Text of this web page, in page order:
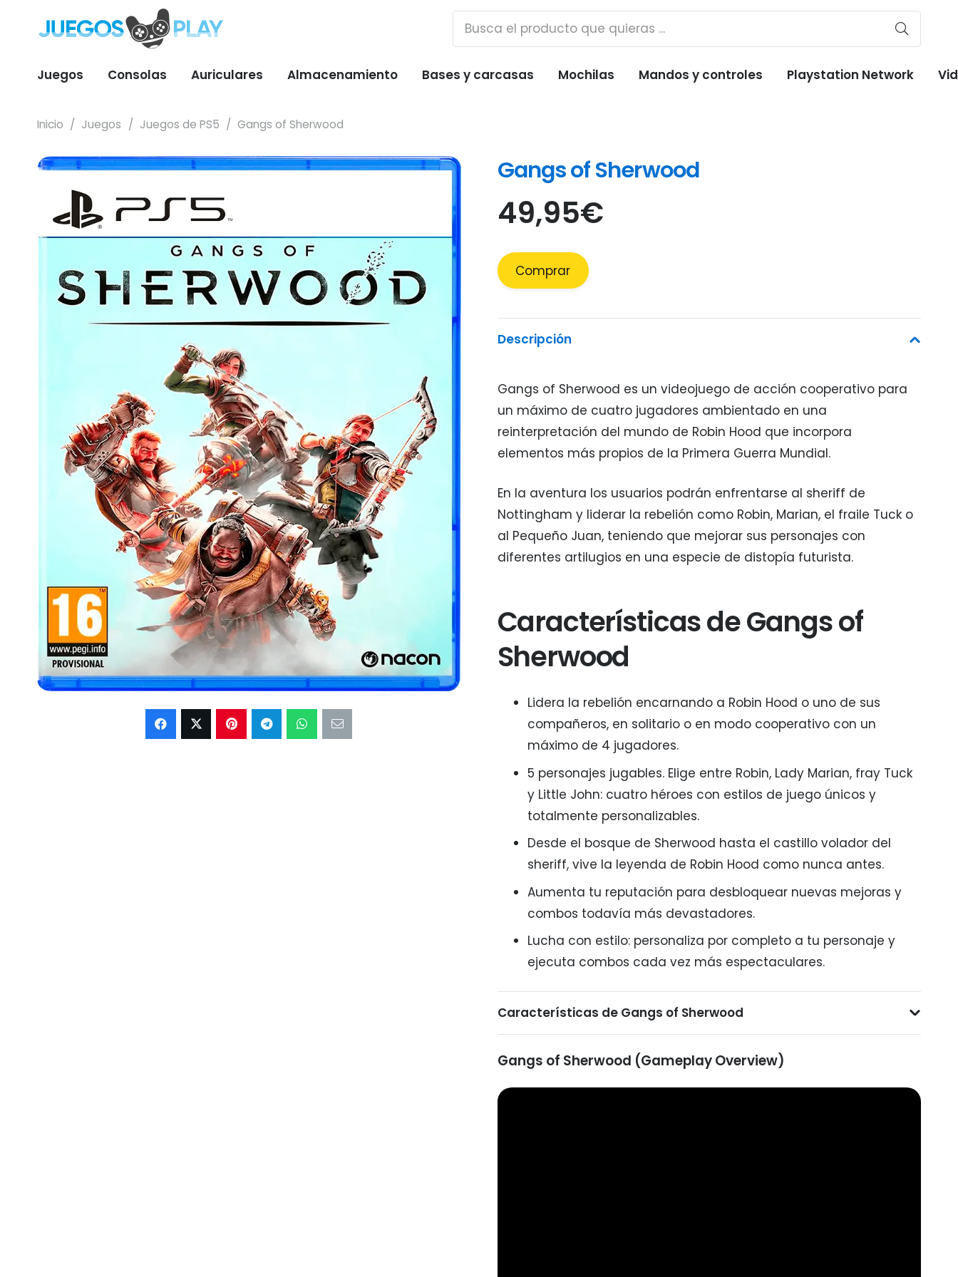
Juegos Consolas Auriculares Almacenamiento Bases y carcasas Mochilas Mandos y controles Playstation Network
Inicio / Juegos / Juegos de PS5 / Gangs of Sherwood
Gangs of Sherwood
49,95€
Comprar
Descripción
Gangs of Sherwood es un videojuego de acción cooperativo para
un máximo de cuatro jugadores ambientado en una
reinterpretación del mundo de Robin Hood que incorpora
elementos más propios de la Primera Guerra Mundial.
En la aventura los usuarios podrán enfrentarse al sheriff de
Nottingham y liderar la rebelión como Robin, Marian, el fraile Tuck o
al Pequeño Juan, teniendo que mejorar sus personajes con
diferentes artilugios en una especie de distopía futurista.
Características de Gangs of
Sherwood
Lidera la rebelión encarnando a Robin Hood o uno de sus
compañeros, en solitario o en modo cooperativo con un
máximo de 4 jugadores.
5 personajes jugables. Elige entre Robin, Lady Marian, fray Tuck
y Little John: cuatro héroes con estilos de juego únicos y
totalmente personalizables.
Desde el bosque de Sherwood hasta el castillo volador del
sheriff, vive la leyenda de Robin Hood como nunca antes.
Aumenta tu reputación para desbloquear nuevas mejoras y
combos todavía más devastadores.
Lucha con estilo: personaliza por completo a tu personaje y
ejecuta combos cada vez más espectaculares.
Características de Gangs of Sherwood
Gangs of Sherwood (Gameplay Overview)